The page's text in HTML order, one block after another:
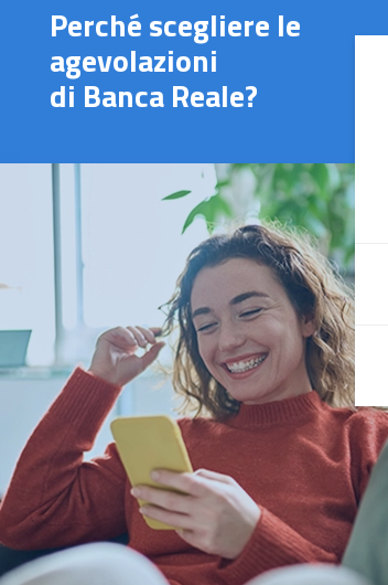
Perché scegliere le
agevolazioni
diBanca Reale?